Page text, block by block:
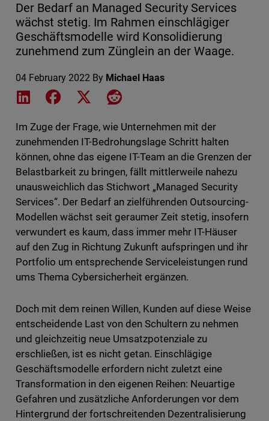
Der Bedarf an Managed Security Services
wächst stetig. Im Rahmen einschlägiger
Geschäftsmodelle wird Konsolidierung
zunehmend zum Zünglein an der Waage.
04 February 2022 By Michael Haas
Share on LinkedIn
Share on Facebook
Share on XShare on Reddit
Im Zuge der Frage, wie Unternehmen mit der
zunehmenden IT-Bedrohungslage Schritt halten
können, ohne das eigene IT-Team an die Grenzen der
Belastbarkeit zu bringen, fällt mittlerweile nahezu
unausweichlich das Stichwort „Managed Security
Services“. Der Bedarf an zielführenden Outsourcing-
Modellen wächst seit geraumer Zeit stetig, insofern
verwundert es kaum, dass immer mehr IT-Häuser
auf den Zug in Richtung Zukunft aufspringen und ihr
Portfolio um entsprechende Serviceleistungen rund
ums Thema Cybersicherheit ergänzen.
Doch mit dem reinen Willen, Kunden auf diese Weise
entscheidende Last von den Schultern zu nehmen
und gleichzeitig neue Umsatzpotenziale zu
erschließen, ist es nicht getan. Einschlägige
Geschäftsmodelle erfordern nicht zuletzt eine
Transformation in den eigenen Reihen: Neuartige
Gefahren und zusätzliche Anforderungen vor dem
Hintergrund der fortschreitenden Dezentralisierung